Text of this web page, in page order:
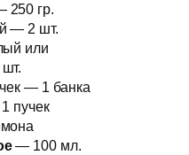
250 гр.
— 2 шт.
или
— 1 банка
пучек
— 100 мл.